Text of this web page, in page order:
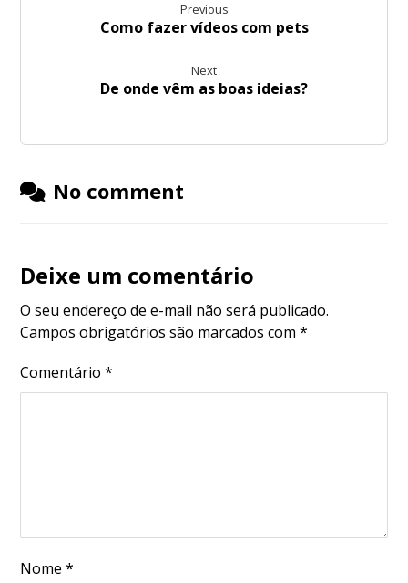
Previous
Como fazer vídeos com pets
Next
De onde vêm as boas ideias?
No comment
Deixe um comentário
O seu endereço de e-mail não será publicado.
Campos obrigatórios são marcados com*
Comentário*
Nome*